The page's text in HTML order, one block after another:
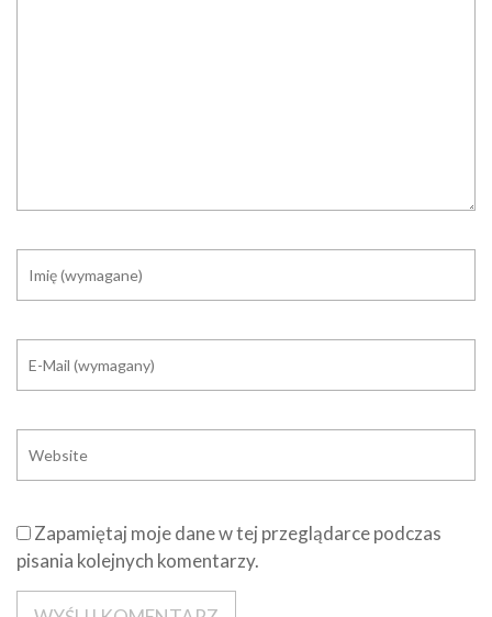
Zapamiętaj moje dane w tej przeglądarce podczas
pisania kolejnych komentarzy.